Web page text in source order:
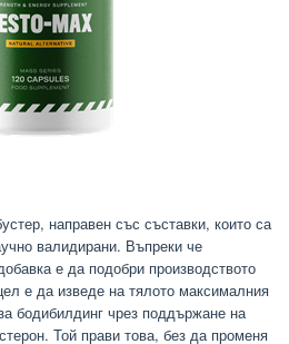
направен със съставки, които са
валидирани. Въпреки че
е да подобри производството
е да изведе на тялото максималния
бодибилдинг чрез поддържане на
Той прави това, без да променя